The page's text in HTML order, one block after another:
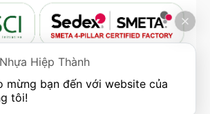
FOLLOW US
Nhựa Hiệp Thành
mừng bạn đến với website của
tôi!